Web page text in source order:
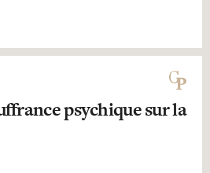
psychique sur la